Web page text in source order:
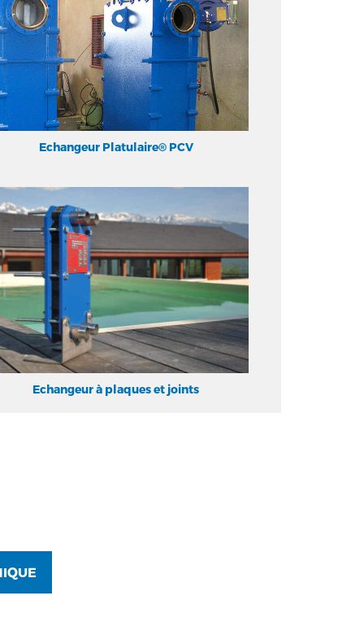
Echangeur Platulaire® PCV
Echangeur à plaques et joints